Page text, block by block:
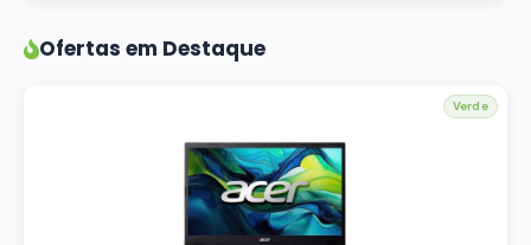
Ofertas em Destaque
Verde